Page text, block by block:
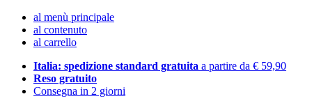
al menù principale
al contenuto
al carrello
Italia: spedizione standard gratuita a partire da € 59,90
Reso gratuito
Consegna in 2 giorni